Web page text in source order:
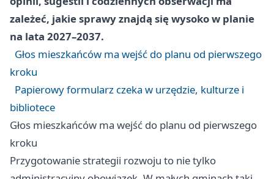
zależeć, jakie sprawy znajdą się wysoko w planie
na lata 2027–2037.
Głos mieszkańców ma wejść do planu od pierwszego
kroku
Papierowy formularz czeka w urzędzie, kulturze i
bibliotece
Głos mieszkańców ma wejść do planu od pierwszego
kroku
Przygotowanie strategii rozwoju to nie tylko